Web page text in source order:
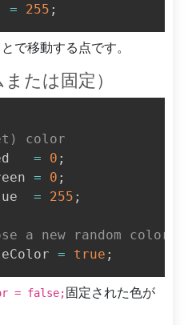
= 255 ;
で移動する点です。
たは固定）
color
= 0 ;
= 0 ;
= 255 ;
a new random color
= true ;
= false;固定された色が